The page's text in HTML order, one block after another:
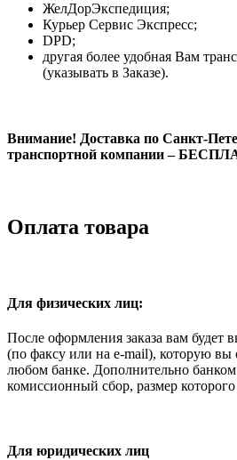
ЖелДорЭкспедиция;
Курьер Сервис Экспресс;
DPD;
другая более удобная Вам
(указывать в Заказе).
Внимание! Доставка по Санкт-
транспортной компании –
Оплата товара
Для физических лиц:
После оформления заказа вам будет
(по факсу или на e-mail), которую вы
любом банке. Дополнительно банком
комиссионный сбор, размер
Для юридических лиц